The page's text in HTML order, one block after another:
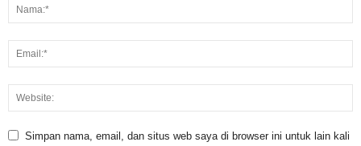
Simpan nama, email, dan situs web saya di browser ini untuk lain kali